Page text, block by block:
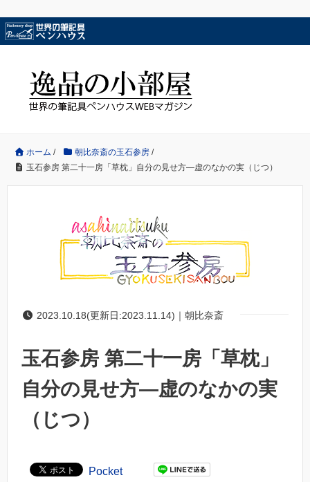
ホーム / 朝比奈斎の玉石参房 /
玉石参房 第二十一房「草枕」自分の見せ方―虚のなかの実（じつ）
2023.10.18(更新日:2023.11.14)｜朝比奈斎
玉石参房 第二十一房「草枕」
自分の見せ方―虚のなかの実
（じつ）
Pocket